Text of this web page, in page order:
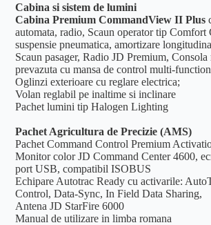
Cabina si sistem de lumini
Cabina Premium CommandView II Plus
automata, radio, Scaun operator tip Comfort
suspensie pneumatica, amortizare
Scaun pasager, Radio JD Premium,
prevazuta cu mansa de control multi-
Oglinzi exterioare cu reglare electrica;
Volan reglabil pe inaltime si inclinare
Pachet lumini tip Halogen Lighting
Pachet Agricultura de Precizie (AMS)
Pachet Command Control Premium
Monitor color JD Command Center 4600,
port USB, compatibil ISOBUS
Echipare Autotrac Ready cu activarile:
Control, Data-Sync, In Field Data Sharing,
Antena JD StarFire 6000
Manual de utilizare in limba romana